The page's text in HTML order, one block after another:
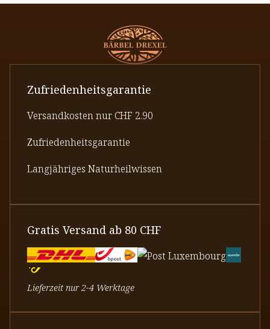
Zufriedenheitsgarantie
Versandkosten nur CHF 2.90
Zufriedenheitsgarantie
Langjähriges Naturheilwissen
Gratis Versand ab 80 CHF
Lieferzeit nur 2-4 Werktage